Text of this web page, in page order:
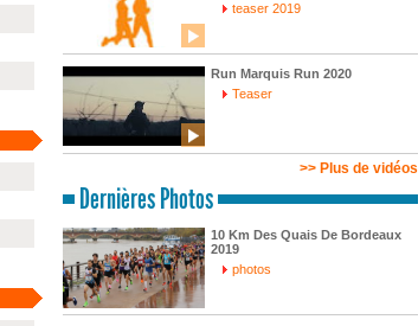
teaser 2019
Run Marquis Run 2020
Teaser
>> Plus de vidéos
Dernières Photos
10 Km Des Quais De Bordeaux
2019
photos